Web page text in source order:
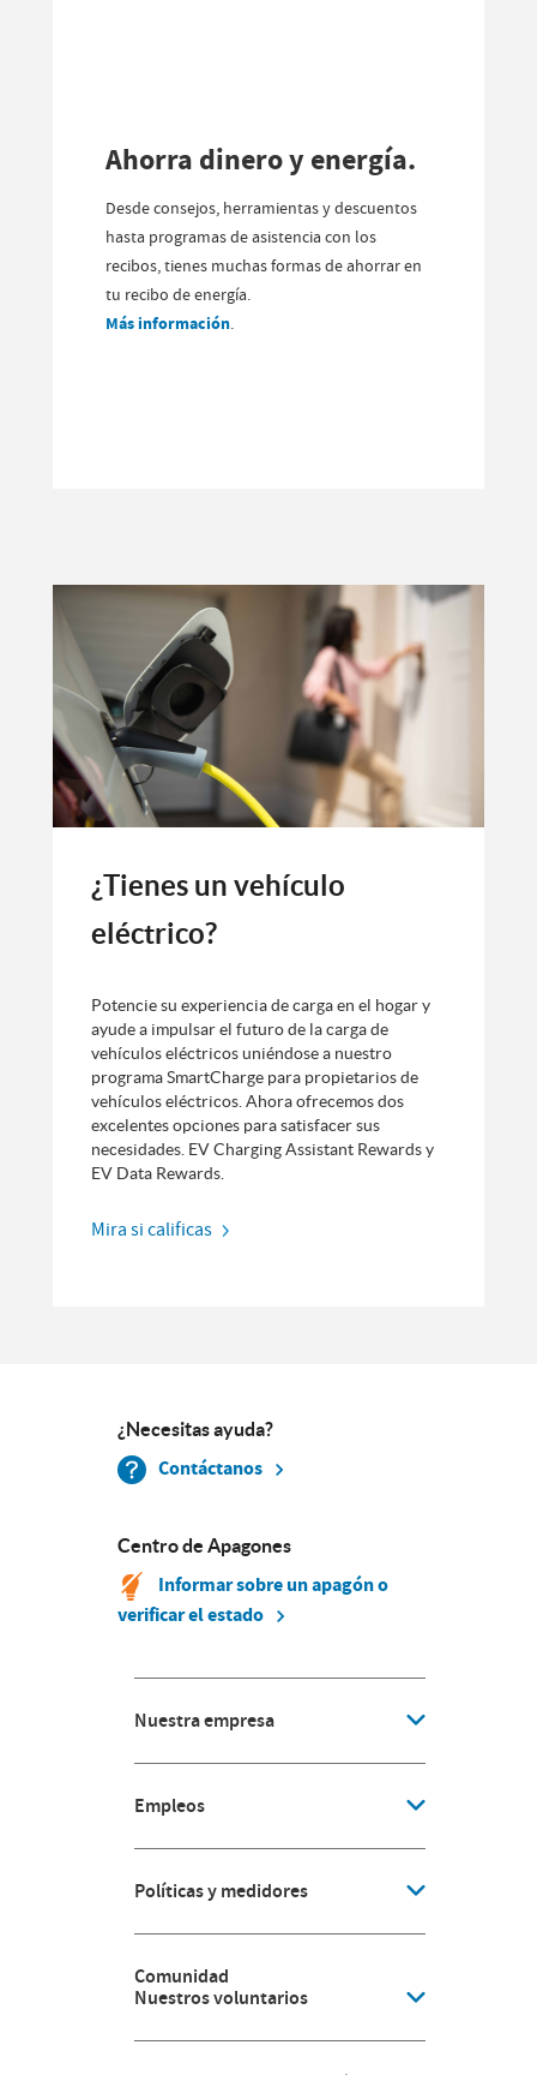
Ahorra dinero y energía.
Desde consejos, herramientas y descuentos
hasta programas de asistencia con los
recibos, tienes muchas formas de ahorrar en
tu recibo de energía.
Más información.
¿Tienes un vehículo
eléctrico?
Potencie su experiencia de carga en el hogar y
ayude a impulsar el futuro de la carga de
vehículos eléctricos uniéndose a nuestro
programa SmartCharge para propietarios de
vehículos eléctricos. Ahora ofrecemos dos
excelentes opciones para satisfacer sus
necesidades. EV Charging Assistant Rewards y
EV Data Rewards.
Mira si calificas
¿Necesitas ayuda?
Contáctanos
Centro de Apagones
Informar sobre un apagón o
verificar el estado
Nuestra empresa
Empleos
Políticas y medidores
Comunidad
Nuestros voluntarios